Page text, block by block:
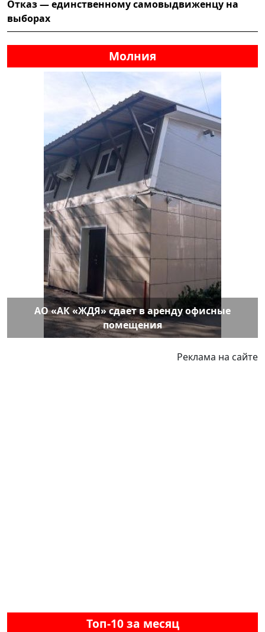
Отказ — единственному самовыдвиженцу на
выборах
Молния
АО «АК «ЖДЯ» сдает в аренду офисные
помещения
Реклама на сайте
Топ-10 за месяц